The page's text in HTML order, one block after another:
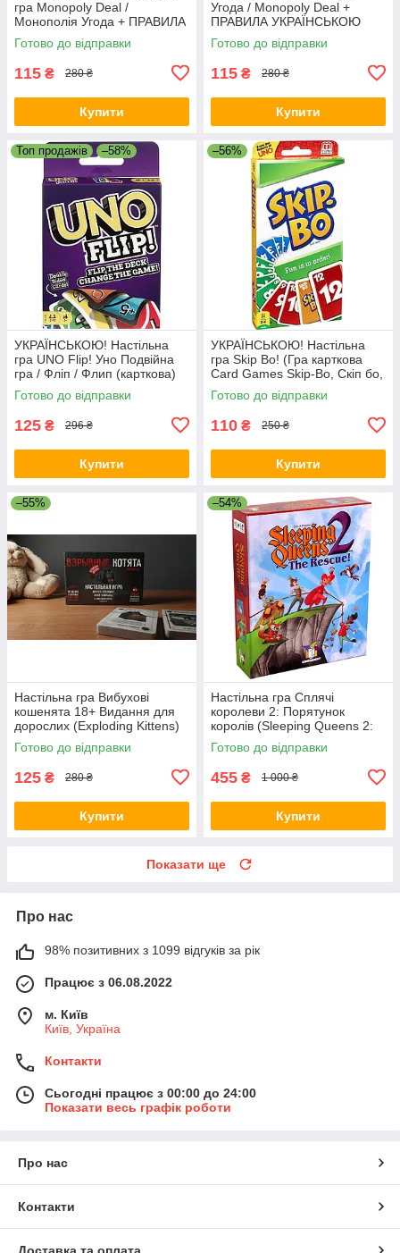
гра Monopoly Deal /
Монополія Угода + ПРАВИЛА
УКРАЇНСЬКОЮ
Готово до відправки
115 ₴ 280 ₴
Купити
Угода / Monopoly Deal +
ПРАВИЛА УКРАЇНСЬКОЮ
Готово до відправки
115 ₴ 280 ₴
Купити
Топ продажів –58%
УКРАЇНСЬКОЮ! Настільна
гра UNO Flip! Уно Подвійна
гра / Фліп / Флип (карткова)
Готово до відправки
125 ₴ 296 ₴
Купити
–56%
УКРАЇНСЬКОЮ! Настільна
гра Skip Bo! (Гра карткова
Card Games Skip-Bo, Скіп бо,
Скип бо)
Готово до відправки
110 ₴ 250 ₴
Купити
–55%
Настільна гра Вибухові
кошенята 18+ Видання для
дорослих (Exploding Kittens)
+ правила УКРАЇНСЬКОЮ
Готово до відправки
125 ₴ 280 ₴
Купити
–54%
Настільна гра Сплячі
королеви 2: Порятунок
королів (Sleeping Queens 2:
The Rescue) + правила РУС /
УКР
Готово до відправки
455 ₴ 1 000 ₴
Купити
Показати ще
Про нас
98% позитивних з 1099 відгуків за рік
Працює з 06.08.2022
м. Київ
Київ, Україна
Контакти
Сьогодні працює з 00:00 до 24:00
Показати весь графік роботи
Про нас
Контакти